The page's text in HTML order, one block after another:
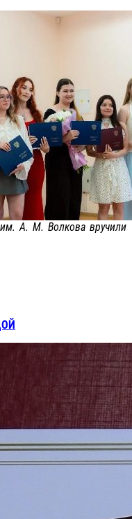
А. М. Волкова вручили